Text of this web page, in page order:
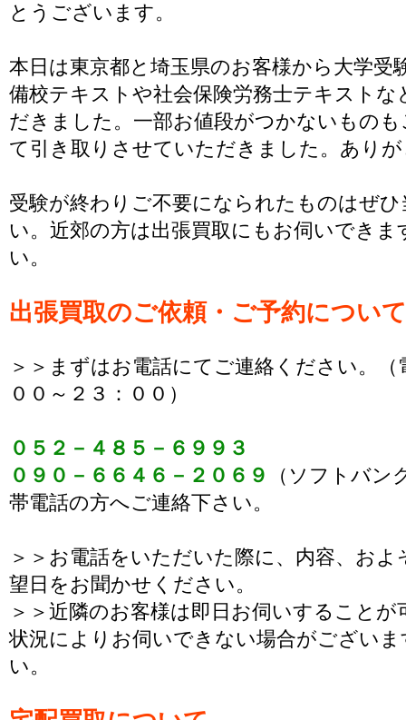
とうございます。
本日は東京都と埼玉県のお客様から大学受
備校テキストや社会保険労務士テキスト
だきました。一部お値段がつかないもの
て引き取りさせていただきました。あり
受験が終わりご不要になられたものはぜ
い。近郊の方は出張買取にもお伺いできま
い。
出張買取のご依頼・ご予約について
＞＞まずはお電話にてご連絡ください。
００～２３：００）
０５２－４８５－６９９３
０９０－６６４６－２０６９
（ソフトバン
帯電話の方へご連絡下さい。
＞＞お電話をいただいた際に、内容、およ
望日をお聞かせください。
＞＞近隣のお客様は即日お伺いすること
状況によりお伺いできない場合がござい
い。